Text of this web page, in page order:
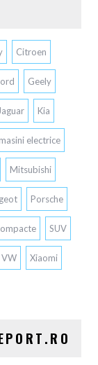
Citroen
Geely
Kia
masini electrice
Mitsubishi
Porsche
SUV
VW Xiaomi